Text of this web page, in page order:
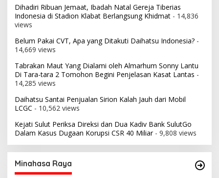
Dihadiri Ribuan Jemaat, Ibadah Natal Gereja Tiberias
Indonesia di Stadion Klabat Berlangsung Khidmat - 14,836
views
Belum Pakai CVT, Apa yang Ditakuti Daihatsu Indonesia? -
14,669 views
Tabrakan Maut Yang Dialami oleh Almarhum Sonny Lantu
Di Tara-tara 2 Tomohon Begini Penjelasan Kasat Lantas -
14,285 views
Daihatsu Santai Penjualan Sirion Kalah Jauh dari Mobil
LCGC - 10,562 views
Kejati Sulut Periksa Direksi dan Dua Kadiv Bank SulutGo
Dalam Kasus Dugaan Korupsi CSR 40 Miliar- 9,808 views
Minahasa Raya